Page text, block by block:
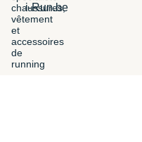
i-Run.be